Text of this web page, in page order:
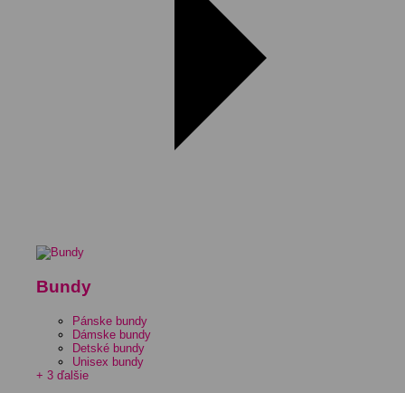
Bundy
Pánske bundy
Dámske bundy
Detské bundy
Unisex bundy
+ 3 ďalšie